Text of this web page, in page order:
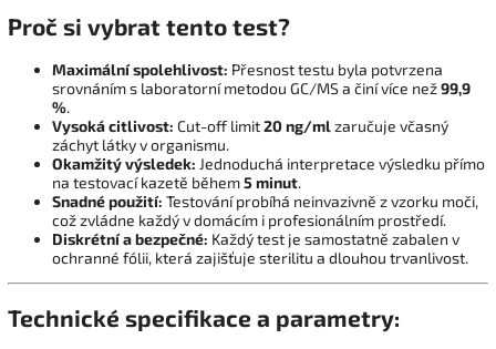
Proč si vybrat tento test?
Maximální spolehlivost: Přesnost testu byla potvrzena
srovnáním s laboratorní metodou GC/MS a činí více než99,9
%.
Vysoká citlivost: Cut-off limit20 ng/mlzaručuje včasný
záchyt látky v organismu.
Okamžitý výsledek: Jednoduchá interpretace výsledku přímo
na testovací kazetě během5 minut.
Snadné použití: Testování probíhá neinvazivně z vzorku moči,
což zvládne každý v domácím i profesionálním prostředí.
Diskrétní a bezpečné: Každý test je samostatně zabalen v
ochranné fólii, která zajišťuje sterilitu a dlouhou trvanlivost.
Technické specifikace a parametry: